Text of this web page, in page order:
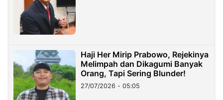
Haji Her Mirip Prabowo, Rejekinya
Melimpah dan Dikagumi Banyak
Orang, Tapi Sering Blunder!
27/07/2026 - 05:05